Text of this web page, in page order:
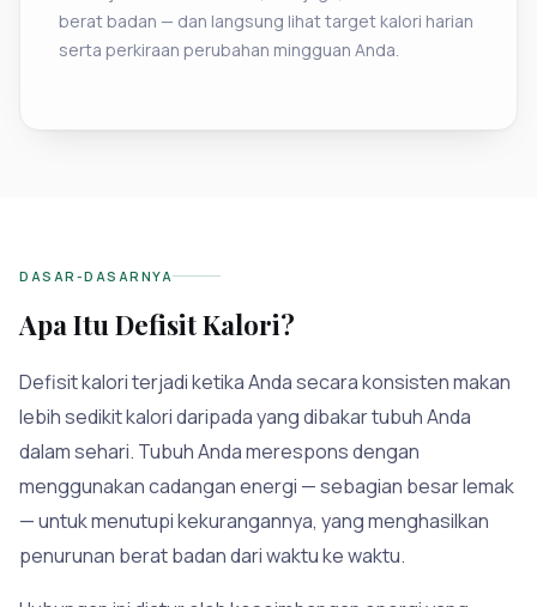
berat badan — dan langsung lihat target kalori harian
serta perkiraan perubahan mingguan Anda.
DASAR-DASARNYA
Apa Itu Defisit Kalori?
Defisit kalori terjadi ketika Anda secara konsisten makan
lebih sedikit kalori daripada yang dibakar tubuh Anda
dalam sehari. Tubuh Anda merespons dengan
menggunakan cadangan energi — sebagian besar lemak
— untuk menutupi kekurangannya, yang menghasilkan
penurunan berat badan dari waktu ke waktu.